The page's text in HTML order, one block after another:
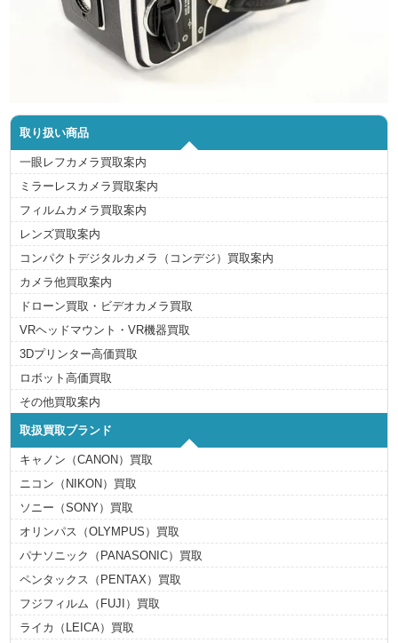
取り扱い商品
一眼レフカメラ買取案内
ミラーレスカメラ買取案内
フィルムカメラ買取案内
レンズ買取案内
コンパクトデジタルカメラ（コンデジ）買取案内
カメラ他買取案内
ドローン買取・ビデオカメラ買取
VRヘッドマウント・VR機器買取
3Dプリンター高価買取
ロボット高価買取
その他買取案内
取扱買取ブランド
キャノン（CANON）買取
ニコン（NIKON）買取
ソニー（SONY）買取
オリンパス（OLYMPUS）買取
パナソニック（PANASONIC）買取
ペンタックス（PENTAX）買取
フジフィルム（FUJI）買取
ライカ（LEICA）買取